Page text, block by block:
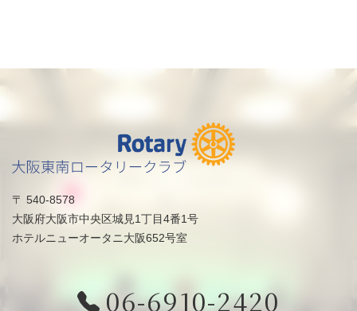
〒 540-8578
大阪府大阪市中央区城見1丁目4番1号
ホテルニューオータニ大阪652号室
06-6910-2420